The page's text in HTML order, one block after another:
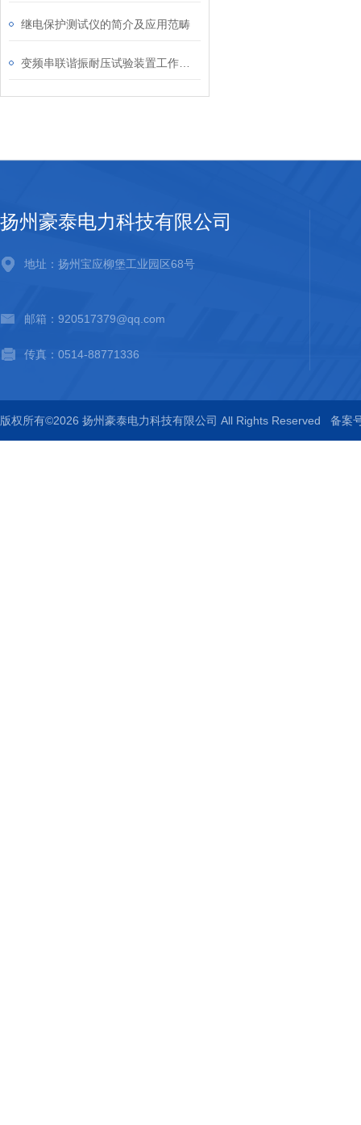
继电保护测试仪的简介及应用范畴
扬州豪泰电力科技有限公司
地址：扬州宝应柳堡工业园区68号
邮箱：920517379@qq.com
传真：0514-88771336
版权所有©2026 扬州豪泰电力科技有限公司 All Rights Reserved 备案